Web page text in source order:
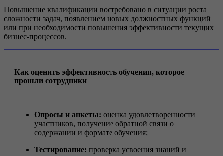
Повышение квалификации востребовано в ситуации роста
сложности задач, появлением новых должностных функций
или при необходимости повышения эффективности текущих
бизнес-процессов.
Как оценить эффективность обучения, которое
прошли сотрудники
Опросы и анкеты: оценка удовлетворенности
участников, получение обратной связи о
содержании и формате обучения;
Тестирование: проверка усвоения знаний и